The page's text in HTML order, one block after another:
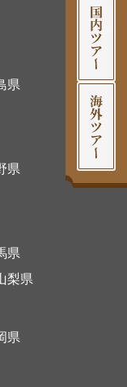
県
県
県
梨県
県